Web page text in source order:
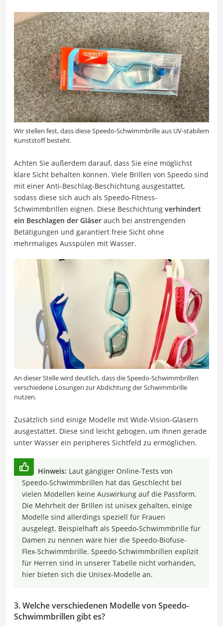
Wir stellen fest, dass diese Speedo-Schwimmbrille aus UV-stabilem
Kunststoff besteht.
Achten Sie außerdem darauf, dass Sie eine möglichst
klare Sicht behalten können. Viele Brillen von Speedo sind
mit einer Anti-Beschlag-Beschichtung ausgestattet,
sodass diese sich auch als Speedo-Fitness-
Schwimmbrillen eignen. Diese Beschichtung verhindert
ein Beschlagen der Gläser auch bei anstrengenden
Betätigungen und garantiert freie Sicht ohne
mehrmaliges Ausspülen mit Wasser.
An dieser Stelle wird deutlich, dass die Speedo-Schwimmbrillen
verschiedene Lösungen zur Abdichtung der Schwimmbrille
nutzen.
Zusätzlich sind einige Modelle mit Wide-Vision-Gläsern
ausgestattet. Diese sind leicht gebogen, um Ihnen gerade
unter Wasser ein peripheres Sichtfeld zu ermöglichen.
Hinweis: Laut gängiger Online-Tests von
Speedo-Schwimmbrillen hat das Geschlecht bei
vielen Modellen keine Auswirkung auf die Passform.
Die Mehrheit der Brillen ist unisex gehalten, einige
Modelle sind allerdings speziell für Frauen
ausgelegt. Beispielhaft als Speedo-Schwimmbrille für
Damen zu nennen wäre hier die Speedo-Biofuse-
Flex-Schwimmbrille. Speedo-Schwimmbrillen explizit
für Herren sind in unserer Tabelle nicht vorhanden,
hier bieten sich die Unisex-Modelle an.
3. Welche verschiedenen Modelle von Speedo-
Schwimmbrillen gibt es?